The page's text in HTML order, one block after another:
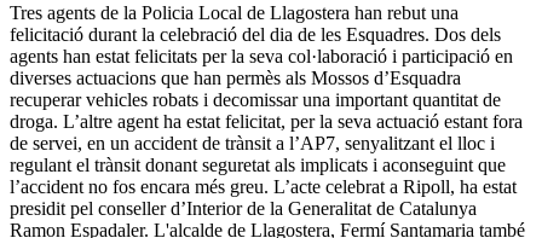
Tres agents de la Policia Local de Llagostera han rebut una
felicitació durant la celebració del dia de les Esquadres. Dos dels
agents han estat felicitats per la seva col·laboració i participació en
diverses actuacions que han permès als Mossos d’Esquadra
recuperar vehicles robats i decomissar una important quantitat de
droga. L’altre agent ha estat felicitat, per la seva actuació estant fora
de servei, en un accident de trànsit a l’AP7, senyalitzant el lloc i
regulant el trànsit donant seguretat als implicats i aconseguint que
l’accident no fos encara més greu. L’acte celebrat a Ripoll, ha estat
presidit pel conseller d’Interior de la Generalitat de Catalunya
Ramon Espadaler. L'alcalde de Llagostera, Fermí Santamaria també